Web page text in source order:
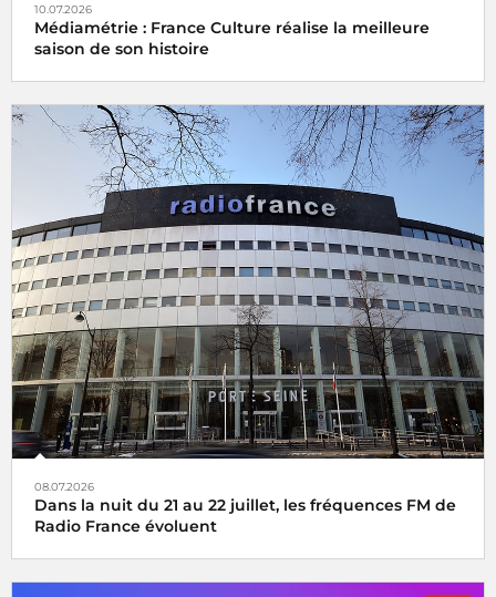
10.07.2026
Médiamétrie : France Culture réalise la meilleure
saison de son histoire
08.07.2026
Dans la nuit du 21 au 22 juillet, les fréquences FM de
Radio France évoluent